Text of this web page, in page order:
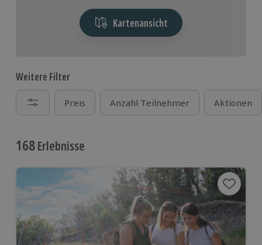
Kartenansicht
Weitere Filter
Preis Anzahl Teilnehmer Aktionen
168Erlebnisse